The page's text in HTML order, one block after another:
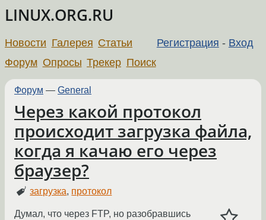
LINUX.ORG.RU
Регистрация - Вход
Новости Галерея Статьи
Форум Опросы Трекер Поиск
Форум — General
Через какой протокол
происходит загрузка файла,
когда я качаю его через
браузер?
загрузка, протокол
Думал, что через FTP, но разобравшись